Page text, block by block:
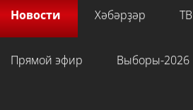
Новости Хәбәрҙәр ТВ
Прямой эфир Выборы-2026